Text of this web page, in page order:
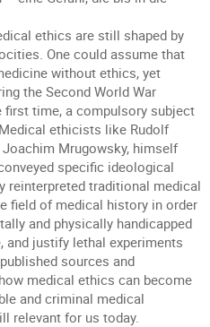
ethics are still shaped by
One could assume that
without ethics, yet
the Second World War
time, a compulsory subject
ethicists like Rudolf
Mrugowsky, himself
specific ideological
reinterpreted traditional medical
field of medical history in order
and physically handicapped
and justify lethal experiments
sources and
medical ethics can become
and criminal medical
relevant for us today.